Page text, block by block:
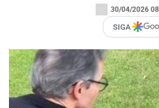
30/04/2026
SIGA